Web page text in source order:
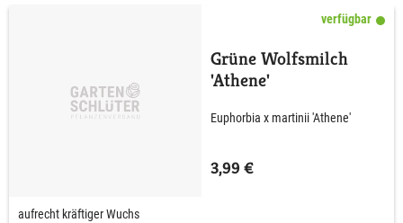
verfügbar
Grüne Wolfsmilch
'Athene'
Euphorbia x martinii 'Athene'
3,99 €
aufrecht kräftiger Wuchs